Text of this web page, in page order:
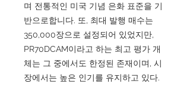
며 전통적인 미국 기념 은화 표준을 기
반으로합니다. 또, 최대 발행 매수는
350,000장으로 설정되어 있었지만,
PR70DCAM이라고 하는 최고 평가 개
체는 그 중에서도 한정된 존재이며, 시
장에서는 높은 인기를 유지하고 있다.